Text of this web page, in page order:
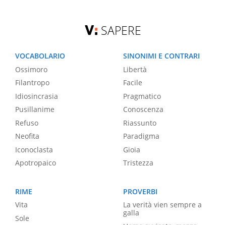
SAPERE
VOCABOLARIO
Ossimoro
Filantropo
Idiosincrasia
Pusillanime
Refuso
Neofita
Iconoclasta
Apotropaico
SINONIMI E CONTRARI
Libertà
Facile
Pragmatico
Conoscenza
Riassunto
Paradigma
Gioia
Tristezza
RIME
Vita
Sole
PROVERBI
La verità vien sempre a
galla